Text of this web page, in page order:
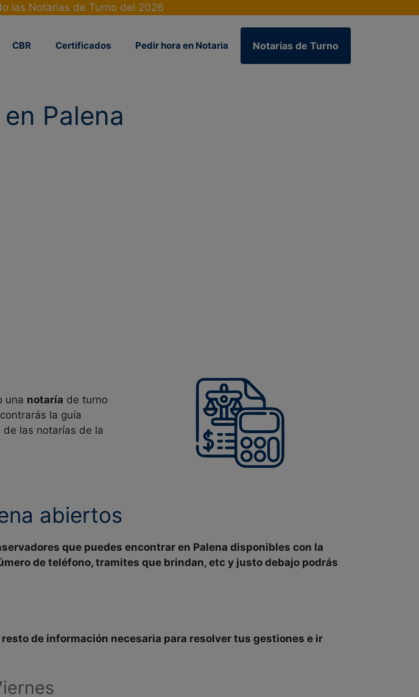
las Notarias de Turno del 2026
CBR Certificados Pedir hora en Notaria Notarias de Turno
Palena
una notaría de turno
la guía
de las notarías de la
abiertos
que puedes encontrar en Palena disponibles con la
de teléfono, tramites que brindan, etc y justo debajo podrás
de información necesaria para resolver tus gestiones e ir